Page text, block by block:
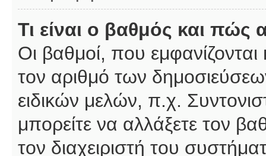
Τι είναι ο βαθμός και
Οι βαθμοί, που
τον αριθμό των
ειδικών μελών, π.χ.
μπορείτε να αλλάξετε τον
τον διαχειριστή του